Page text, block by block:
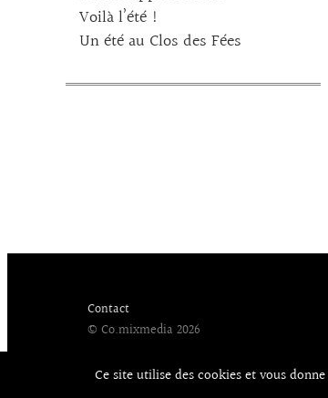
Voilà l’été !
Un été au Clos des Fées
Contact
© Co.mixmedia 2026
Ce site utilise des cookies et vous